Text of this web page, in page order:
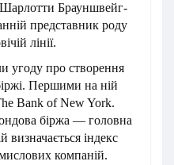
Шарлотти Брауншвейг-
представник роду
лінії.
угоду про створення
Першими на ній
Bank of New York.
біржа — головна
індекс
компаній.